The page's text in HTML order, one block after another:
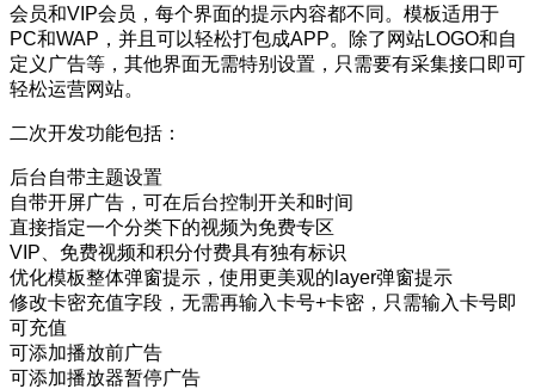
会员和VIP会员，每个界面的提示内容都不同。模板适用于
PC和WAP，并且可以轻松打包成APP。除了网站LOGO和自
定义广告等，其他界面无需特别设置，只需要有采集接口即可
轻松运营网站。
二次开发功能包括：
后台自带主题设置
自带开屏广告，可在后台控制开关和时间
直接指定一个分类下的视频为免费专区
VIP、免费视频和积分付费具有独有标识
优化模板整体弹窗提示，使用更美观的layer弹窗提示
修改卡密充值字段，无需再输入卡号+卡密，只需输入卡号即
可充值
可添加播放前广告
可添加播放器暂停广告